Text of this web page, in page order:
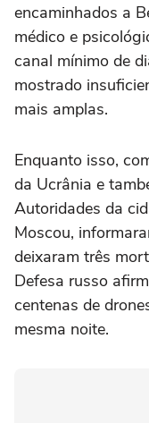
encaminhados a
médico e
canal mínimo de
mostrado
mais amplas.
Enquanto isso,
da Ucrânia e
Autoridades da
Moscou,
deixaram três
Defesa russo
centenas de
mesma noite.